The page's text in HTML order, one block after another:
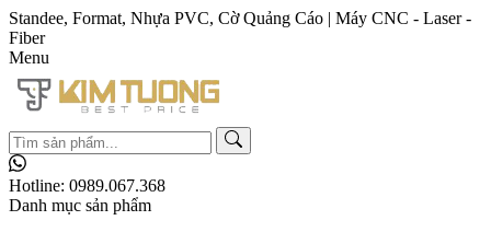
Standee, Format, Nhựa PVC, Cờ Quảng Cáo | Máy CNC - Laser -
Fiber
Menu
Hotline: 0989.067.368
Danh mục sản phẩm